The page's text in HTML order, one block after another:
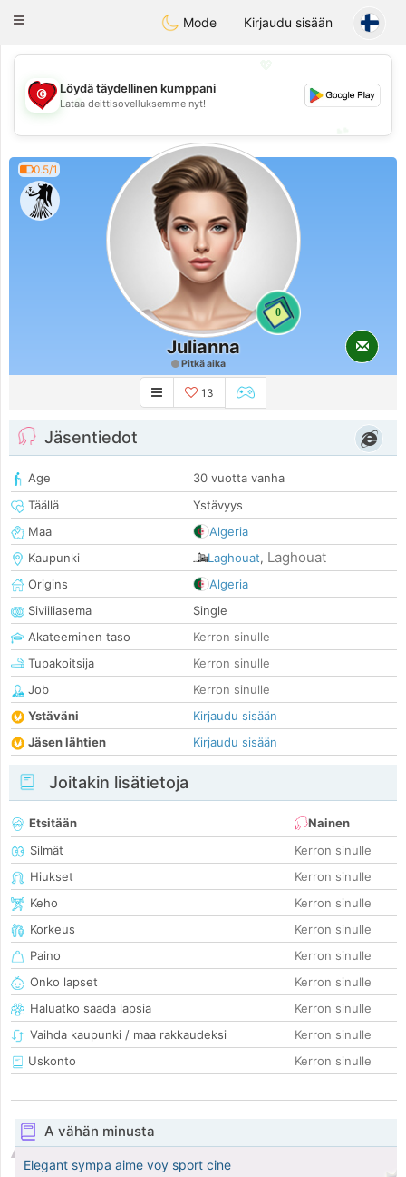
Tunisia Dating
Toggle
Mode Kirjaudu sisään
💖
💕
Löydä täydellinen kumppani
Lataa deittisovelluksemme nyt!
0.5/1
0
Julianna
Pitkä aika
13
Jäsentiedot
Age
30 vuotta vanha
Täällä
Ystävyys
Maa
Algeria
Kaupunki
Laghouat, Laghouat
Origins
Algeria
Siviiliasema
Single
Akateeminen taso
Kerron sinulle
Tupakoitsija
Kerron sinulle
Job
Kerron sinulle
Ystäväni
Kirjaudu sisään
Jäsen lähtien
Kirjaudu sisään
Joitakin lisätietoja
Etsitään
Nainen
Silmät
Kerron sinulle
Hiukset
Kerron sinulle
Keho
Kerron sinulle
Korkeus
Kerron sinulle
Paino
Kerron sinulle
Onko lapset
Kerron sinulle
Haluatko saada lapsia
Kerron sinulle
Vaihda kaupunki / maa rakkaudeksi
Kerron sinulle
Uskonto
Kerron sinulle
A vähän minusta
Elegant sympa aime voy sport cine